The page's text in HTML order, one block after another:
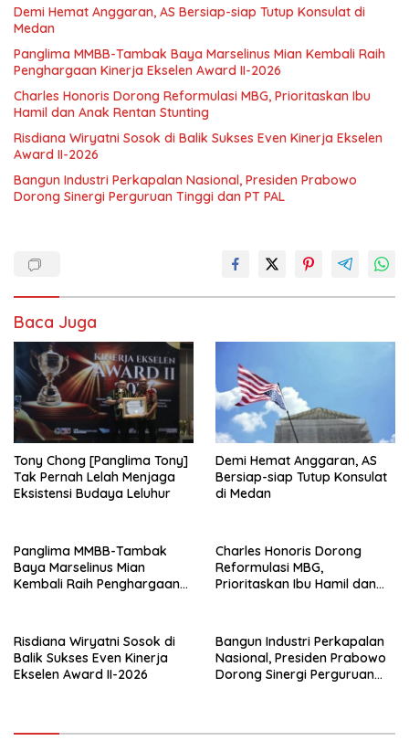
Demi Hemat Anggaran, AS Bersiap-siap Tutup Konsulat di
Medan
Panglima MMBB-Tambak Baya Marselinus Mian Kembali Raih
Penghargaan Kinerja Ekselen Award II-2026
Charles Honoris Dorong Reformulasi MBG, Prioritaskan Ibu
Hamil dan Anak Rentan Stunting
Risdiana Wiryatni Sosok di Balik Sukses Even Kinerja Ekselen
Award II-2026
Bangun Industri Perkapalan Nasional, Presiden Prabowo
Dorong Sinergi Perguruan Tinggi dan PT PAL
Baca Juga
Tony Chong [Panglima Tony]
Tak Pernah Lelah Menjaga
Eksistensi Budaya Leluhur
Demi Hemat Anggaran, AS
Bersiap-siap Tutup Konsulat
di Medan
Panglima MMBB-Tambak
Baya Marselinus Mian
Kembali Raih Penghargaan
Charles Honoris Dorong
Reformulasi MBG,
Prioritaskan Ibu Hamil dan
Risdiana Wiryatni Sosok di
Balik Sukses Even Kinerja
Ekselen Award II-2026
Bangun Industri Perkapalan
Nasional, Presiden Prabowo
Dorong Sinergi Perguruan